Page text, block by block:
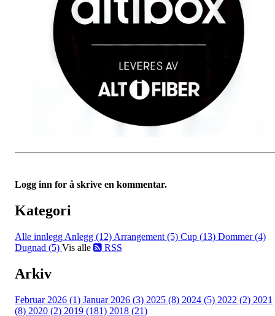
Logg inn for å skrive en kommentar.
Kategori
Alle innlegg Anlegg (12) Arrangement (5) Cup (13) Dommer (4)
Dugnad (5) Vis alle RSS
Arkiv
Februar 2026 (1) Januar 2026 (3) 2025 (8) 2024 (5) 2022 (2) 2021
(8) 2020 (2) 2019 (181) 2018 (21)